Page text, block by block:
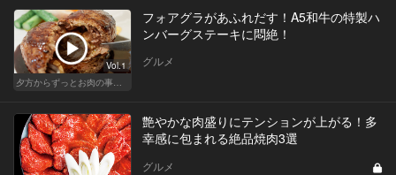
Vol.1
フォアグラがあふれだす！A5和牛の特製ハ
ンバーグステーキに悶絶！
グルメ
艶やかな肉盛りにテンションが上がる！多
幸感に包まれる絶品焼肉3選
グルメ